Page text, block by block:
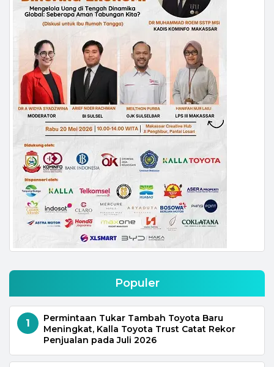
Populer
1
Permintaan Tukar Tambah Toyota Baru
Meningkat, Kalla Toyota Trust Catat Rekor
Penjualan pada Juli 2026